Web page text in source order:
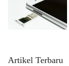
Artikel Terbaru